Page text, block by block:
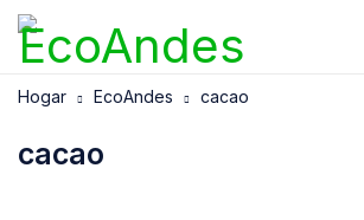
cacao
Hogar EcoAndes cacao